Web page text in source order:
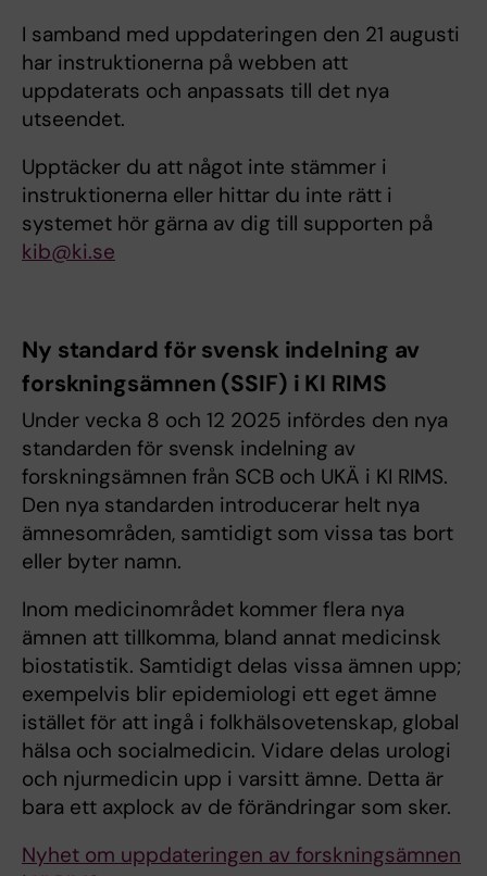
I samband med uppdateringen den 21 augusti
har instruktionerna på webben att
uppdaterats och anpassats till det nya
utseendet.
Upptäcker du att något inte stämmer i
instruktionerna eller hittar du inte rätt i
systemet hör gärna av dig till supporten på
kib@ki.se
Ny standard för svensk indelning av
forskningsämnen (SSIF) i KI RIMS
Under vecka 8 och 12 2025 infördes den nya
standarden för svensk indelning av
forskningsämnen från SCB och UKÄ i KI RIMS.
Den nya standarden introducerar helt nya
ämnesområden, samtidigt som vissa tas bort
eller byter namn.
Inom medicinområdet kommer flera nya
ämnen att tillkomma, bland annat medicinsk
biostatistik. Samtidigt delas vissa ämnen upp;
exempelvis blir epidemiologi ett eget ämne
istället för att ingå i folkhälsovetenskap, global
hälsa och socialmedicin. Vidare delas urologi
och njurmedicin upp i varsitt ämne. Detta är
bara ett axplock av de förändringar som sker.
Nyhet om uppdateringen av forskningsämnen